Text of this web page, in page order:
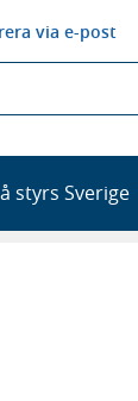
via e-post
styrs Sverige